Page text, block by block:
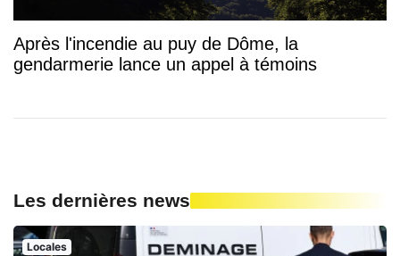
Après l'incendie au puy de Dôme, la
gendarmerie lance un appel à témoins
Les dernières news
Locales